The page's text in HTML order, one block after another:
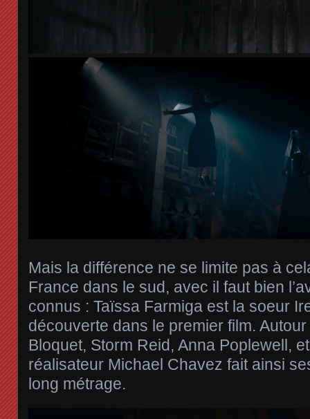
Mais la différence ne se limite pas à
France dans le sud, avec il faut bien
connus : Taïssa Farmiga est la soeur
découverte dans le premier film. Autour
Bloquet, Storm Reid, Anna Poplewell,
réalisateur Michael Chavez fait ainsi
long métrage.